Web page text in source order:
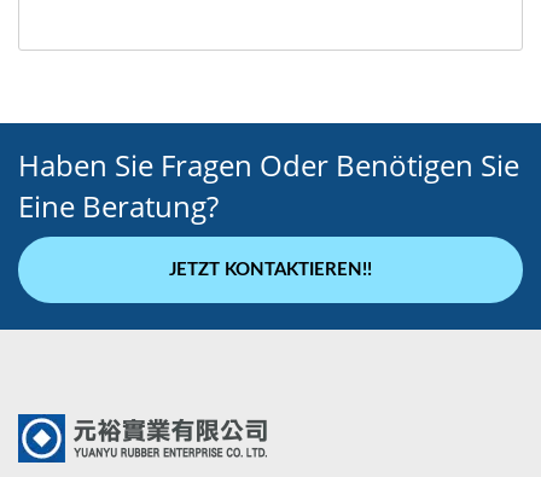
Haben Sie Fragen Oder Benötigen Sie
Eine Beratung?
JETZT KONTAKTIEREN!!